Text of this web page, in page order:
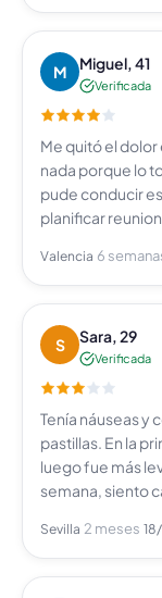
M Miguel, 41
Verificada
Me quitó el dolor
nada porque lo
pude conducir
planificar
Valencia 6
S Sara, 29
Verificada
Tenía náuseas y
pastillas. En la
luego fue más
semana, siento
Sevilla 2 meses